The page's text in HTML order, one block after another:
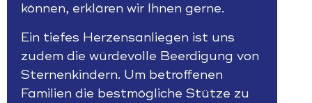
können, erklären wir Ihnen gerne.
Ein tiefes Herzensanliegen ist uns
zudem die würdevolle Beerdigung von
Sternenkindern. Um betroffenen
Familien die bestmögliche Stütze zu